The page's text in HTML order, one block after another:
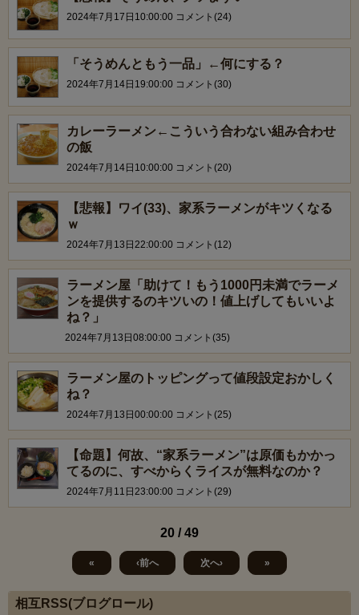
2024年7月17日10:00:00 コメント(24)
「そうめんともう一品」←何にする？
2024年7月14日19:00:00 コメント(30)
カレーラーメン←こういう合わない組み合わせ
の飯
2024年7月14日10:00:00 コメント(20)
【悲報】ワイ(33)、家系ラーメンがキツくなる
ｗ
2024年7月13日22:00:00 コメント(12)
ラーメン屋「助けて！もう1000円未満でラーメ
ンを提供するのキツいの！値上げしてもいいよ
ね？」
2024年7月13日08:00:00 コメント(35)
ラーメン屋のトッピングって値段設定おかしく
ね？
2024年7月13日00:00:00 コメント(25)
【命題】何故、“家系ラーメン”は原価もかかっ
てるのに、すべからくライスが無料なのか？
2024年7月11日23:00:00 コメント(29)
20 / 49
« ‹前へ 次へ› »
相互RSS(ブログロール)